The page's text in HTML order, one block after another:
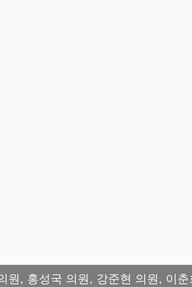
원, 홍성국 의원, 강준현 의원, 이